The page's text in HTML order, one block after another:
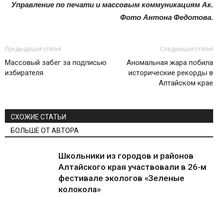
Управление по печати и массовым коммуникациям Ак.
Фото Антона Федотова.
Предыдущая статья
Массовый забег за подписью
избирателя
Следующая статья
Аномальная жара побила
исторические рекорды в
Алтайском крае
СХОЖИЕ СТАТЬИ
БОЛЬШЕ ОТ АВТОРА
Школьники из городов и районов
Алтайского края участвовали в 26-м
фестивале экологов «Зеленые
колокола»